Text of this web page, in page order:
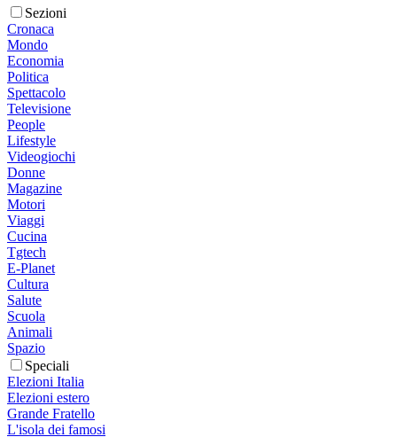
Sezioni
Cronaca
Mondo
Economia
Politica
Spettacolo
Televisione
People
Lifestyle
Videogiochi
Donne
Magazine
Motori
Viaggi
Cucina
Tgtech
E-Planet
Cultura
Salute
Scuola
Animali
Spazio
Speciali
Elezioni Italia
Elezioni estero
Grande Fratello
L'isola dei famosi